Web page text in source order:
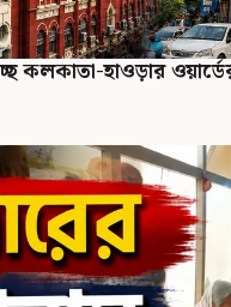
হাওড়ার ওয়ার্ডের